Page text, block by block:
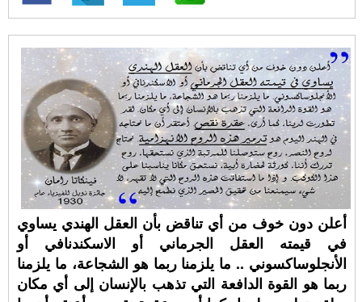
أعلن دون خوف من أي تناقض بأن العقل الهندي يساوي
في قيمته العقل الجرماني أو الاسكندنافي أو
الأنجلوساكسوني .. ما يلزمنا ربما هو الشجاعة، ما يلزمنا
ربما هو القوة الدافعة التي تذهب بالإنسان إلى أي مكان